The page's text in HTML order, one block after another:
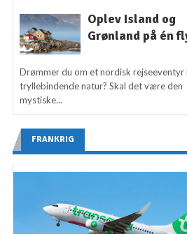
Oplev Island og
Grønland på én
Drømmer du om et nordisk rejseeventyr
tryllebindende natur? Skal det være den
mystiske...
FRANKRIG